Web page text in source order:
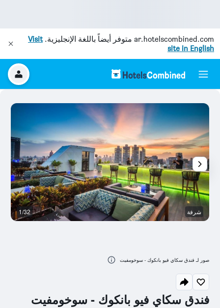
ar.hotelscombined.com متوفر أيضاً باللغة الإنجليزية.Visit
site in English
فندق سكاي فيو بانكوك - سوخومفيت
شرفة 1/32
صور لـ فندق سكاي فيو بانكوك - سوخومفيت